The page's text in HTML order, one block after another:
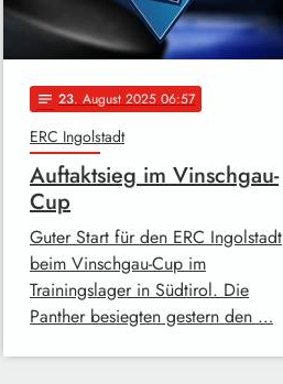
notes 23. August 2025 06:57
ERC Ingolstadt
Auftaktsieg im Vinschgau-
Cup
Guter Start für den ERC Ingolstadt
beim Vinschgau-Cup im
Trainingslager in Südtirol. Die
Panther besiegten gestern den …